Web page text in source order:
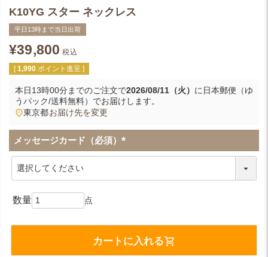
K10YG スター ネックレス
平日13時まで当日出荷
¥39,800 税込
[ 1,990 ポイント進呈 ]
本日13時00分までのご注文で2026/08/11（火） に 日本郵便（ゆ
うパック/送料無料） でお届けします。
東京都お届け先を変更
メッセージカード（必須）
(
カートに入れる